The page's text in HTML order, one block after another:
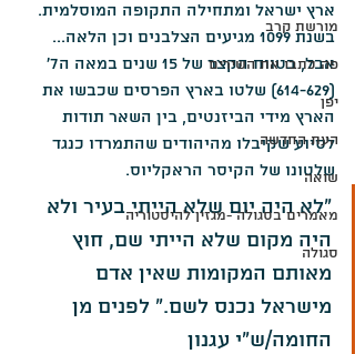
מורשת קרב
פה כתבו את השירים
יפן
העת החדשה
שואה
מאמרים בסגולה -מגזין להיסטוריה
סגולה
ארץ ישראל ומתחילה התקופה המוסלמית.
בשנת 1099 מגיעים הצלבנים וכן הלאה...
אבל, בטווח הקצר של 15 שנים במאה ה7'
(614-629) שלטו בארץ הפרסים שכבשו את
הארץ מידי הביזנטים, בין השאר תודות
לסיוע שקיבלו מהיהודים שהתמרדו כנגד
שלטונו של הקיסר הראקליוס.
״לא היה יום שלא הייתי בעיר ולא
היה מקום שלא הייתי שם, חוץ
מאותם המקומות שאין אדם
מישראל נכנס לשם." לפנים מן
החומה/ש"י עגנון